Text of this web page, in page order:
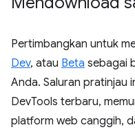
Pertimbangkan untuk
Dev, atau Beta sebagai
Anda. Saluran pratinjau
DevTools terbaru,
platform web canggih,